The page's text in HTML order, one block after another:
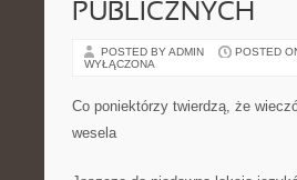
PUBLICZNYCH
POSTED BY ADMIN POSTED
WYŁĄCZONA
Co poniektórzy twierdzą, że
wesela